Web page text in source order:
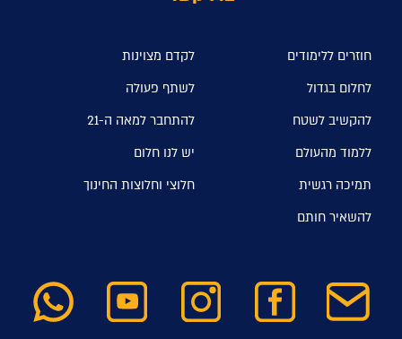
חוזרים ללימודים
לקדם מצוינות
לחלום בגדול
לשתף פעולה
להקשיב לשטח
להתחבר למאה ה-21
ללמוד מהעולם
יש לנו חלום
תמיכה רגשית
חלוצי וחלוצות החינוך
להשאיר חותם